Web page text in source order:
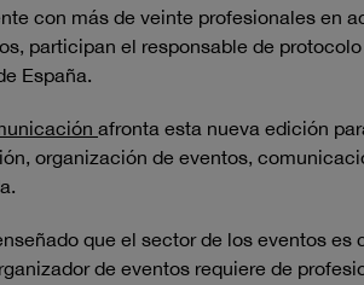
con más de veinte profesionales en
participan el responsable de
España.
afronta esta nueva edición
organización de eventos,
que el sector de los eventos
de eventos requiere de